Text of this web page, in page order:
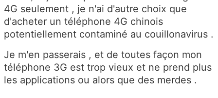
4G seulement , je n'ai d'autre choix que
d'acheter un téléphone 4G chinois
potentiellement contaminé au couillonavirus .
Je m'en passerais , et de toutes façon mon
téléphone 3G est trop vieux et ne prend plus
les applications ou alors que des merdes .